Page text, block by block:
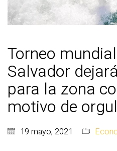
Torneo
Salvador
para la zona
motivo de
19 mayo, 2021